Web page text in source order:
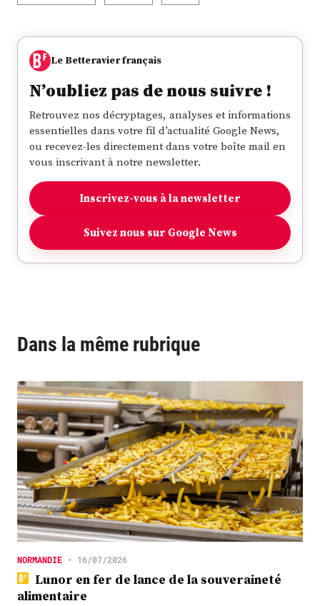
Le Betteravier français
N’oubliez pas de nous suivre !
Retrouvez nos décryptages, analyses et informations
essentielles dans votre fil d’actualité Google News,
ou recevez-les directement dans votre boîte mail en
vous inscrivant à notre newsletter.
Inscrivez-vous à la newsletter
Suivez nous sur Google News
Dans la même rubrique
NORMANDIE • 16/07/2026
Lunor en fer de lance de la souveraineté
alimentaire